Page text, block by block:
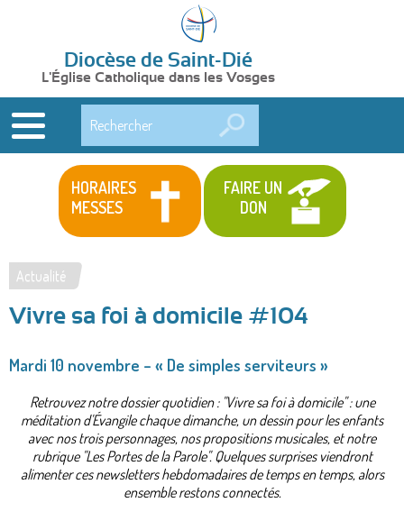
Diocèse de Saint-Dié
L'Église Catholique dans les Vosges
HORAIRES
MESSES
FAIRE UN
DON
Vous
êtes
ici
Actualité
Vivre sa foi à domicile #104
Mardi 10 novembre – « De simples serviteurs »
Retrouvez notre dossier quotidien : "Vivre sa foi à domicile" : une
méditation d'Évangile chaque dimanche, un dessin pour les enfants
avec nos trois personnages, nos propositions musicales, et notre
rubrique "Les Portes de la Parole". Quelques surprises viendront
alimenter ces newsletters hebdomadaires de temps en temps, alors
ensemble restons connectés.